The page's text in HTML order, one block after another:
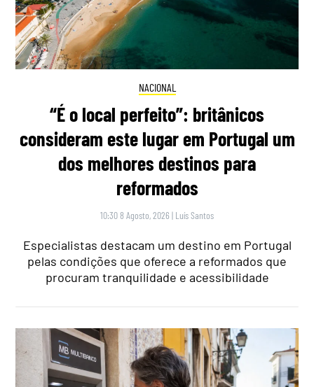
NACIONAL
“É o local perfeito”: britânicos
consideram este lugar em Portugal um
dos melhores destinos para
reformados
10:30 8 Agosto, 2026 | Luís Santos
Especialistas destacam um destino em Portugal
pelas condições que oferece a reformados que
procuram tranquilidade e acessibilidade